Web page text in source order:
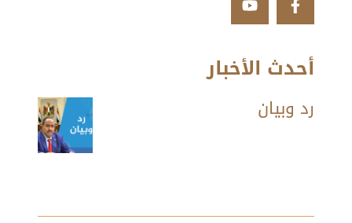
أحدث الأخبار
رد وبيان